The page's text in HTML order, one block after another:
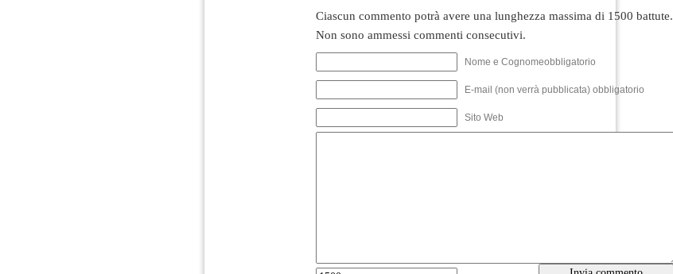
Ciascun commento potrà avere una lunghezza massima di 1500 battute.
Non sono ammessi commenti consecutivi.
Nome e Cognomeobbligatorio
E-mail (non verrà pubblicata) obbligatorio
Sito Web